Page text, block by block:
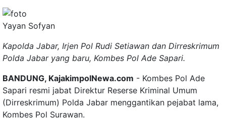
Yayan Sofyan
Kapolda Jabar, Irjen Pol Rudi Setiawan dan Dirreskrimum
Polda Jabar yang baru, Kombes Pol Ade Sapari.
BANDUNG, KajakimpolNewa.com - Kombes Pol Ade
Sapari resmi jabat Direktur Reserse Kriminal Umum
(Dirreskrimum) Polda Jabar menggantikan pejabat lama,
Kombes Pol Surawan.